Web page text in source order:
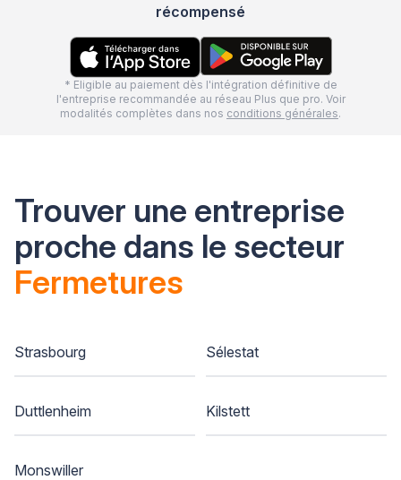
récompensé
* Eligible au paiement dès l'intégration définitive de
l'entreprise recommandée au réseau Plus que pro. Voir
modalités complètes dans nos conditions générales.
Trouver une entreprise
proche dans le secteur
Fermetures
Strasbourg Sélestat
Duttlenheim Kilstett
Monswiller